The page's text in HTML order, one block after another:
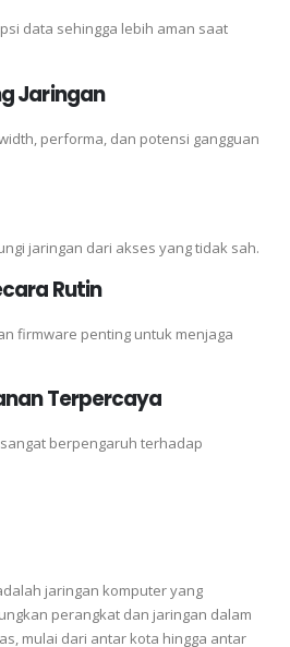
data sehingga lebih aman saat
Jaringan
performa, dan potensi gangguan
jaringan dari akses yang tidak sah.
Rutin
firmware penting untuk menjaga
Terpercaya
berpengaruh terhadap
jaringan komputer yang
perangkat dan jaringan dalam
mulai dari antar kota hingga antar